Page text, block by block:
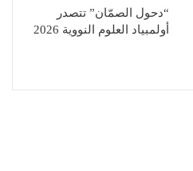
“دحول الصمّان” تتصدر
أولمبياد العلوم النووية 2026